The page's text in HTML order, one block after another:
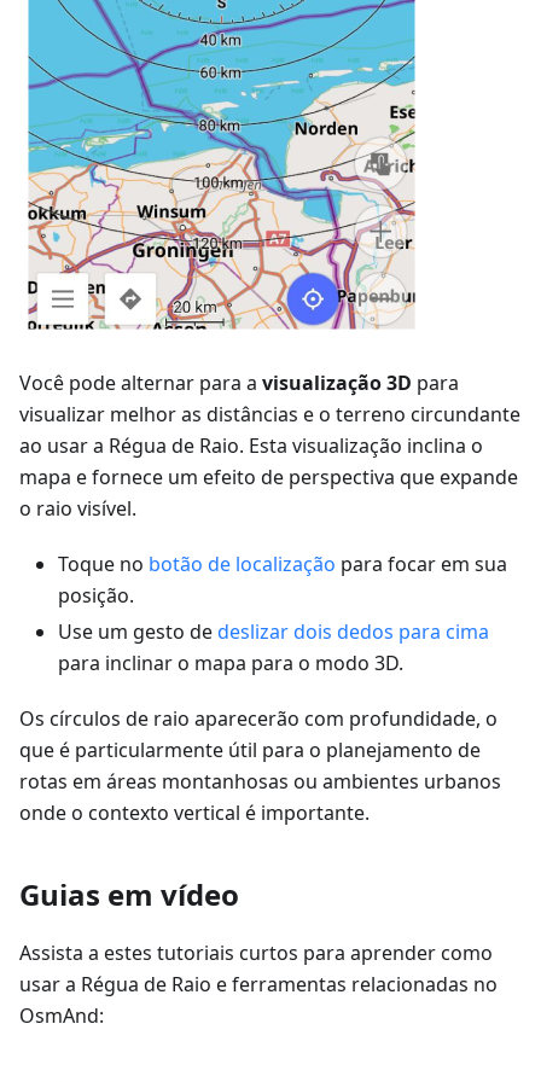
Você pode alternar para a visualização 3D para
visualizar melhor as distâncias e o terreno circundante
ao usar a Régua de Raio. Esta visualização inclina o
mapa e fornece um efeito de perspectiva que expande
o raio visível.
Toque no botão de localização para focar em sua
posição.
Use um gesto dedeslizar dois dedos para cima
para inclinar o mapa para o modo 3D.
Os círculos de raio aparecerão com profundidade, o
que é particularmente útil para o planejamento de
rotas em áreas montanhosas ou ambientes urbanos
onde o contexto vertical é importante.
Guias em vídeo
Assista a estes tutoriais curtos para aprender como
usar a Régua de Raio e ferramentas relacionadas no
OsmAnd: